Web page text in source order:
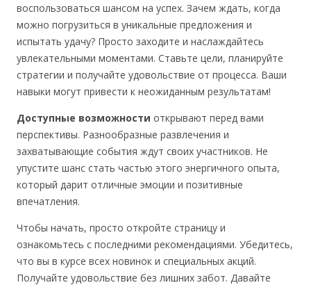
воспользоваться шансом на успех. Зачем ждать, когда
можно погрузиться в уникальные предложения и
испытать удачу? Просто заходите и наслаждайтесь
увлекательными моментами. Ставьте цели, планируйте
стратегии и получайте удовольствие от процесса. Ваши
навыки могут привести к неожиданным результатам!
Доступные возможности открывают перед вами
перспективы. Разнообразные развлечения и
захватывающие события ждут своих участников. Не
упустите шанс стать частью этого энергичного опыта,
который дарит отличные эмоции и позитивные
впечатления.
Чтобы начать, просто откройте страницу и
ознакомьтесь с последними рекомендациями. Убедитесь,
что вы в курсе всех новинок и специальных акций.
Получайте удовольствие без лишних забот. Давайте